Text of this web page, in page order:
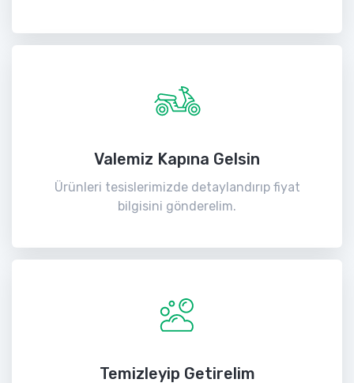
Valemiz Kapına Gelsin
Ürünleri tesislerimizde detaylandırıp fiyat
bilgisini gönderelim.
Temizleyip Getirelim